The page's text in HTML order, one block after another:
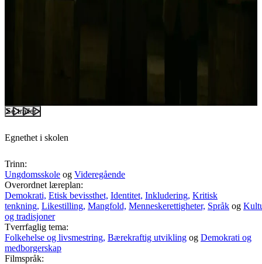
Se trailer
Egnethet i skolen
Trinn:
Ungdomsskole og Videregående
Overordnet læreplan:
Demokrati, Etisk bevissthet, Identitet, Inkludering, Kritisk
tenkning, Likestilling, Mangfold, Menneskerettigheter, Språk og
og tradisjoner
Tverrfaglig tema:
Folkehelse og livsmestring, Bærekraftig utvikling og Demokrati og
medborgerskap
Filmspråk: